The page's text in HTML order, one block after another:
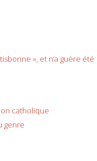
», et n’a guère été
catholique
genre